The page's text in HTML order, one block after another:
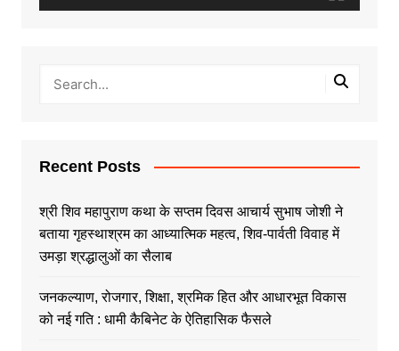
Recent Posts
श्री शिव महापुराण कथा के सप्तम दिवस आचार्य सुभाष जोशी ने
बताया गृहस्थाश्रम का आध्यात्मिक महत्व, शिव-पार्वती विवाह में
उमड़ा श्रद्धालुओं का सैलाब
जनकल्याण, रोजगार, शिक्षा, श्रमिक हित और आधारभूत विकास
को नई गति : धामी कैबिनेट के ऐतिहासिक फैसले